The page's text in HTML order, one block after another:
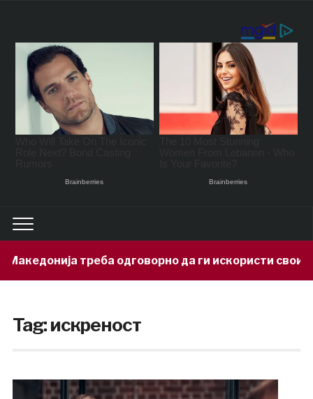
треба одговорно да ги искористи своите
Tag:искреност